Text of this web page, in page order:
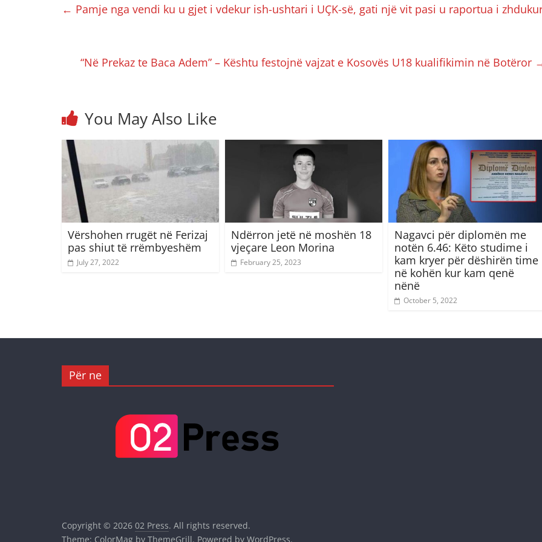
← Pamje nga vendi ku u gjet i vdekur ish-ushtari i UÇK-së, gati një vit pasi u raportua i
“Në Prekaz te Baca Adem” – Kështu festojnë vajzat e Kosovës U18 kualifikimin në Botëror
You May Also Like
Vërshohen rrugët në Ferizaj
pas shiut të rrëmbyeshëm
July 27, 2022
Ndërron jetë në moshën 18
vjeçare Leon Morina
February 25, 2023
Nagavci për diplomën me
notën 6.46: Këto studime i
kam kryer për dëshirën time
në kohën kur kam qenë
nënë
October 5, 2022
Për ne
Copyright © 2026 02 Press. All rights reserved.
Theme: ColorMag by ThemeGrill. Powered by WordPress.